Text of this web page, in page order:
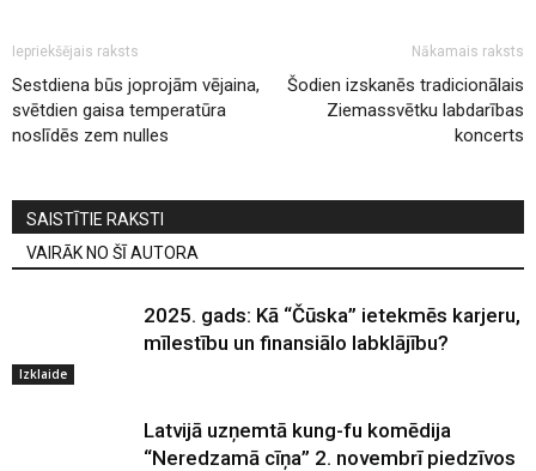
Iepriekšējais raksts
Sestdiena būs joprojām vējaina,
svētdien gaisa temperatūra
noslīdēs zem nulles
Nākamais raksts
Šodien izskanēs tradicionālais
Ziemassvētku labdarības
koncerts
SAISTĪTIE RAKSTI
VAIRĀK NO ŠĪ AUTORA
Izklaide
2025. gads: Kā “Čūska” ietekmēs karjeru,
mīlestību un finansiālo labklājību?
Latvijā uzņemtā kung-fu komēdija
“Neredzamā cīņa” 2. novembrī piedzīvos